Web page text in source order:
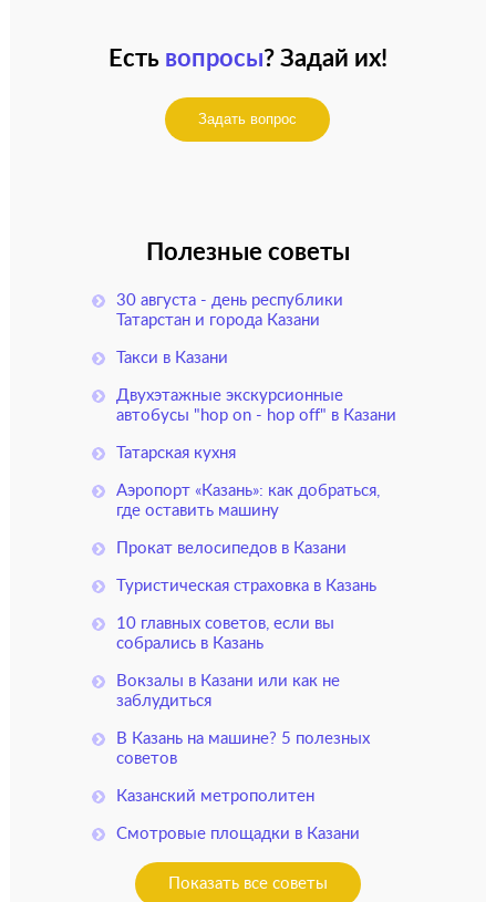
Есть вопросы? Задай их!
Задать вопрос
Полезные советы
30 августа - день республики
Татарстан и города Казани
Такси в Казани
Двухэтажные экскурсионные
автобусы "hop on - hop off" в Казани
Татарская кухня
Аэропорт «Казань»: как добраться,
где оставить машину
Прокат велосипедов в Казани
Туристическая страховка в Казань
10 главных советов, если вы
собрались в Казань
Вокзалы в Казани или как не
заблудиться
В Казань на машине? 5 полезных
советов
Казанский метрополитен
Смотровые площадки в Казани
Показать все советы